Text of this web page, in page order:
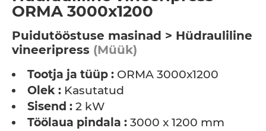
ORMA 3000x1200
Puidutööstuse masinad > Hüdrauliline
vineeripress (Müük)
Tootja ja tüüp : ORMA 3000x1200
Olek : Kasutatud
Sisend : 2 kW
Töölaua pindala : 3000 x 1200 mm